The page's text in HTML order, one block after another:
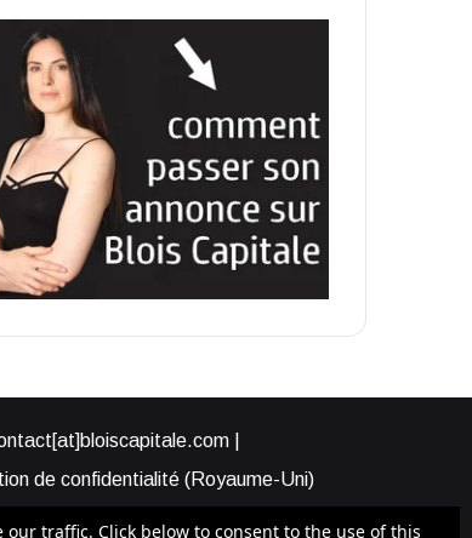
|
de confidentialité (Royaume-Uni)
traffic. Click below to consent to the use of this